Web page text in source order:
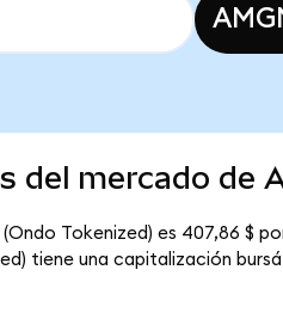
del mercado de
Tokenized) es 407,86 $
tiene una capitalización